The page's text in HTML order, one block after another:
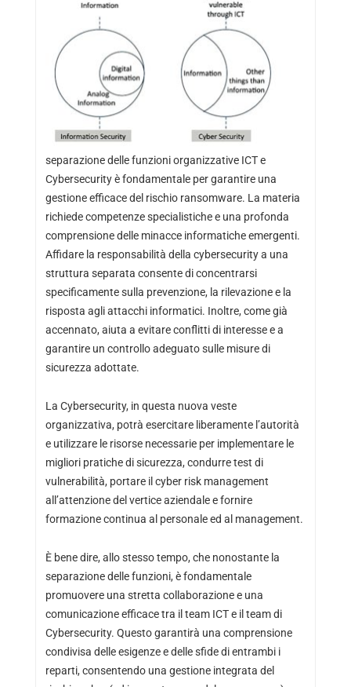
separazione delle funzioni organizzative ICT e
Cybersecurity è fondamentale per garantire una
gestione efficace del rischio ransomware. La materia
richiede competenze specialistiche e una profonda
comprensione delle minacce informatiche emergenti.
Affidare la responsabilità della cybersecurity a una
struttura separata consente di concentrarsi
specificamente sulla prevenzione, la rilevazione e la
risposta agli attacchi informatici. Inoltre, come già
accennato, aiuta a evitare conflitti di interesse e a
garantire un controllo adeguato sulle misure di
sicurezza adottate.
La Cybersecurity, in questa nuova veste
organizzativa, potrà esercitare liberamente l’autorità
e utilizzare le risorse necessarie per implementare le
migliori pratiche di sicurezza, condurre test di
vulnerabilità, portare il cyber risk management
all’attenzione del vertice aziendale e fornire
formazione continua al personale ed al management.
È bene dire, allo stesso tempo, che nonostante la
separazione delle funzioni, è fondamentale
promuovere una stretta collaborazione e una
comunicazione efficace tra il team ICT e il team di
Cybersecurity. Questo garantirà una comprensione
condivisa delle esigenze e delle sfide di entrambi i
reparti, consentendo una gestione integrata del